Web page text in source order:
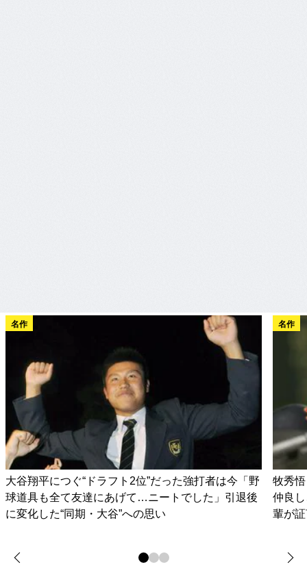
名作
大谷翔平につぐ“ドラフト2位”だった強打者は今「野
球道具も全て友達にあげて…ニートでした」引退後
に変化した“同期・大谷”への思い
名作
牧秀
仲良
輩が